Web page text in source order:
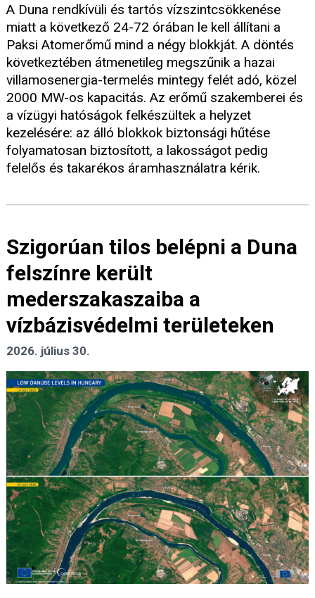
A Duna rendkívüli és tartós vízszintcsökkenése
miatt a következő 24-72 órában le kell állítani a
Paksi Atomerőmű mind a négy blokkját. A döntés
következtében átmenetileg megszűnik a hazai
villamosenergia-termelés mintegy felét adó, közel
2000 MW-os kapacitás. Az erőmű szakemberei és
a vízügyi hatóságok felkészültek a helyzet
kezelésére: az álló blokkok biztonsági hűtése
folyamatosan biztosított, a lakosságot pedig
felelős és takarékos áramhasználatra kérik.
Szigorúan tilos belépni a Duna
felszínre került
mederszakaszaiba a
vízbázisvédelmi területeken
2026. július 30.